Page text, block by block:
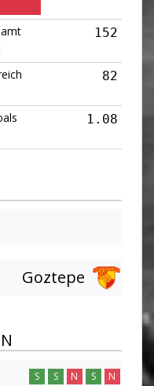
152
82
1.08
Goztepe
S S N S N